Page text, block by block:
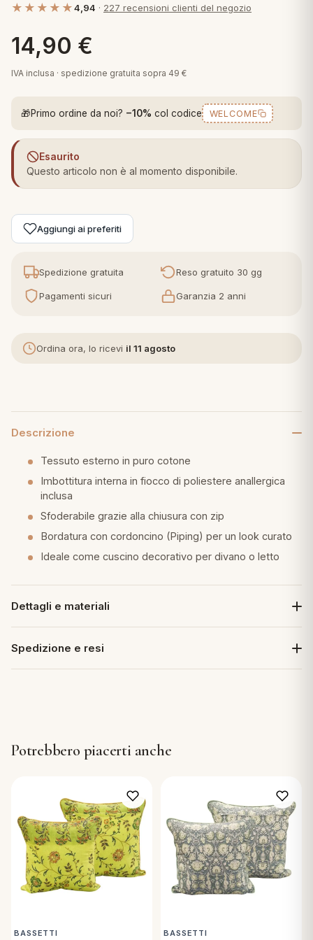
letto
e Pigiami
arredo
per cuscini
Step
in fibra
in piuma d'oca
in piuma
Tappeti Cartoons
Trapuntini Cartoons
★★★★★4,94 · 227 recensioni clienti del negozio
14,90 €
IVA inclusa · spedizione gratuita sopra 49 €
🎁Primo ordine da noi? −10% col codice WELCOME
Esaurito
Questo articolo non è al momento disponibile.
Aggiungi ai preferiti
Spedizione gratuita Reso gratuito 30 gg
Pagamenti sicuri Garanzia 2 anni
Ordina ora, lo ricevi il 11 agosto
Descrizione
Tessuto esterno in puro cotone
Imbottitura interna in fiocco di poliestere anallergica
inclusa
Sfoderabile grazie alla chiusura con zip
Bordatura con cordoncino (Piping) per un look curato
Ideale come cuscino decorativo per divano o letto
Dettagli e materiali
Spedizione e resi
Potrebbero piacerti anche
BASSETTI BASSETTI